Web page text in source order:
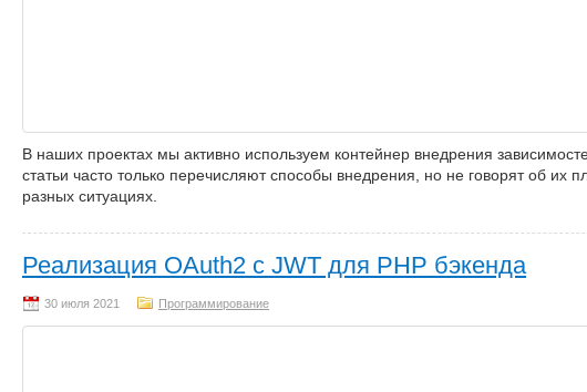
В наших проектах мы активно используем контейнер внедрения
статьи часто только перечисляют способы внедрения, но не говорят об
разных ситуациях.
Реализация OAuth2 с JWT для PHP бэкенда
Программирование